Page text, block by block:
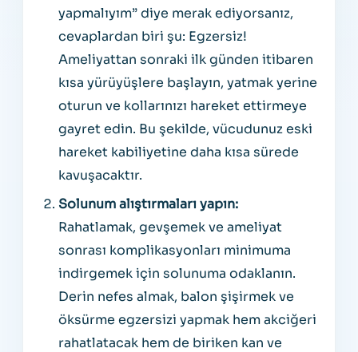
yapmalıyım” diye merak ediyorsanız,
cevaplardan biri şu: Egzersiz!
Ameliyattan sonraki ilk günden itibaren
kısa yürüyüşlere başlayın, yatmak yerine
oturun ve kollarınızı hareket ettirmeye
gayret edin. Bu şekilde, vücudunuz eski
hareket kabiliyetine daha kısa sürede
kavuşacaktır.
Solunum alıştırmaları yapın:
Rahatlamak, gevşemek ve ameliyat
sonrası komplikasyonları minimuma
indirgemek için solunuma odaklanın.
Derin nefes almak, balon şişirmek ve
öksürme egzersizi yapmak hem akciğeri
rahatlatacak hem de biriken kan ve